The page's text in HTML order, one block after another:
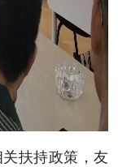
扶持政策，友